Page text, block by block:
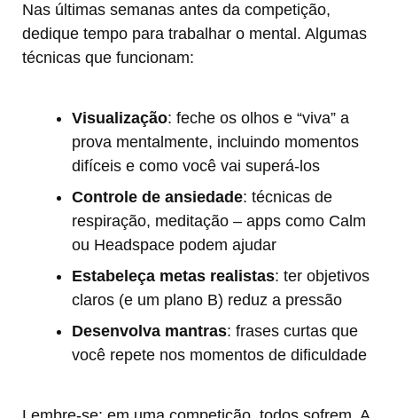
Nas últimas semanas antes da competição,
dedique tempo para trabalhar o mental. Algumas
técnicas que funcionam:
Visualização: feche os olhos e “viva” a
prova mentalmente, incluindo momentos
difíceis e como você vai superá-los
Controle de ansiedade: técnicas de
respiração, meditação – apps como Calm
ou Headspace podem ajudar
Estabeleça metas realistas: ter objetivos
claros (e um plano B) reduz a pressão
Desenvolva mantras: frases curtas que
você repete nos momentos de dificuldade